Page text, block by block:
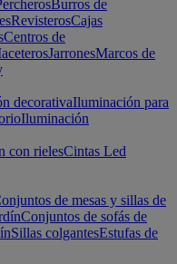
Burros de
RevisterosCajas
Centros de
JarronesMarcos de
decorativaIluminación para
Iluminación
con rielesCintas Led
de mesas y sillas de
Conjuntos de sofás de
Sillas colgantesEstufas de